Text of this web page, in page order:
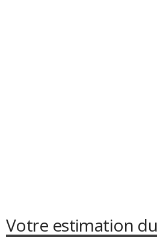
Votre estimation